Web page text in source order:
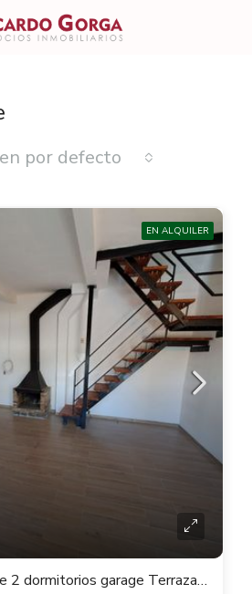
por defecto
EN ALQUILER
Casa en alquiler de 2 dormitorios garage Terraza con parrillero en Aires Puros